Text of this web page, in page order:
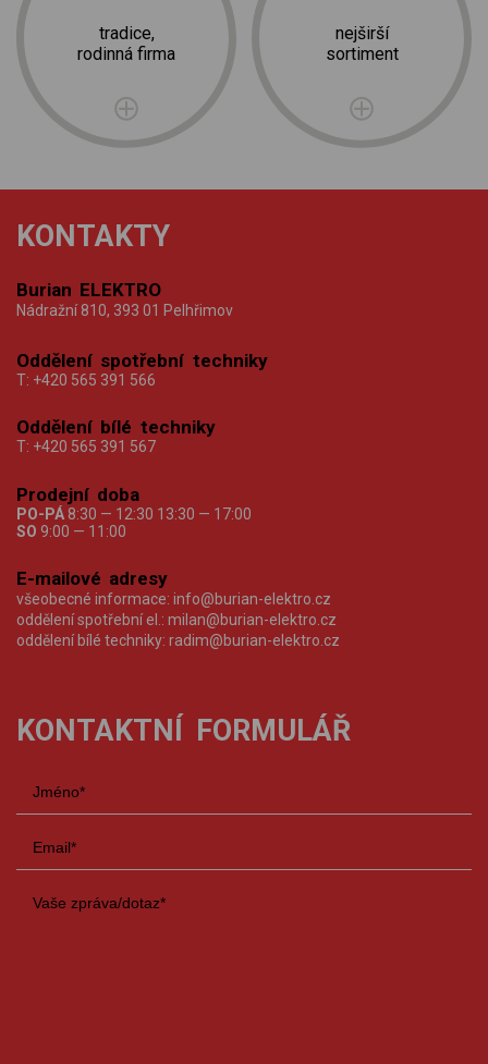
tradice,
rodinná firma
nejširší
sortiment
KONTAKTY
Burian ELEKTRO
Nádražní 810, 393 01 Pelhřimov
Oddělení spotřební techniky
T: +420 565 391 566
Oddělení bílé techniky
T: +420 565 391 567
Prodejní doba
PO-PÁ 8:30 — 12:30 13:30 — 17:00
SO 9:00 — 11:00
E-mailové adresy
všeobecné informace: info@burian-elektro.cz
oddělení spotřební el.: milan@burian-elektro.cz
oddělení bílé techniky: radim@burian-elektro.cz
KONTAKTNÍ FORMULÁŘ